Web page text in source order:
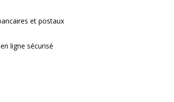
et postaux
ligne sécurisé